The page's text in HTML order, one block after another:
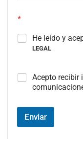
*
He leído y
LEGAL
C
a
3
Acepto recibir
Enviar